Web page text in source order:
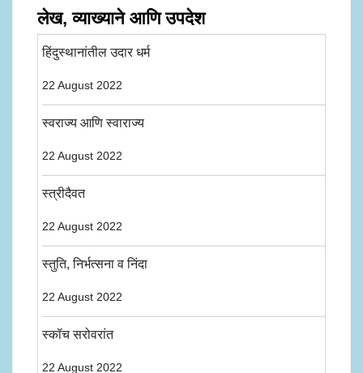
लेख, व्याख्याने आणि उपदेश
हिंदुस्थानांतील उदार धर्म
22 August 2022
स्वराज्य आणि स्वाराज्य
22 August 2022
स्त्रीदैवत
22 August 2022
स्तुति, निर्भत्सना व निंदा
22 August 2022
स्कॉच सरोवरांत
22 August 2022